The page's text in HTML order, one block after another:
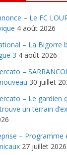
– Le FC
4 août 2026
– La Bigorre
3 4 août 2026
–
30 juillet
– Le gardien
un terrain
–
27 juillet 2026